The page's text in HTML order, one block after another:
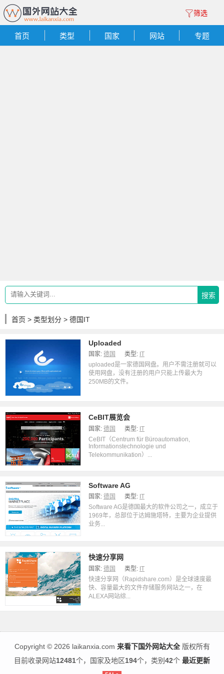
筛选
首页 类型 国家 网站 专题
搜索
首页 > 类型划分 > 德国IT
Uploaded
国家: 德国 类型: IT
uploaded是一家德国网盘。用户不需注册就可以
使用网盘，没有注册的用户只能上传最大为
250MB的文件。
CeBIT展览会
国家: 德国 类型: IT
CeBIT（Centrum für Büroautomation,
Informationstechnologie und
Telekommunikation）...
Software AG
国家: 德国 类型: IT
Software AG是德国最大的软件公司之一，成立于
1969年，总部位于达姆施塔特，主要为企业提供
业务...
快速分享网
国家: 德国 类型: IT
快速分享网（Rapidshare.com）是全球速度最
快、容量最大的文件存储服务网站之一，在
ALEXA网站综...
Copyright ©2026 laikanxia.com 来看下国外网站大全版权所有
目前收录网站12481个，国家及地区194个，类别 42个 最近更新